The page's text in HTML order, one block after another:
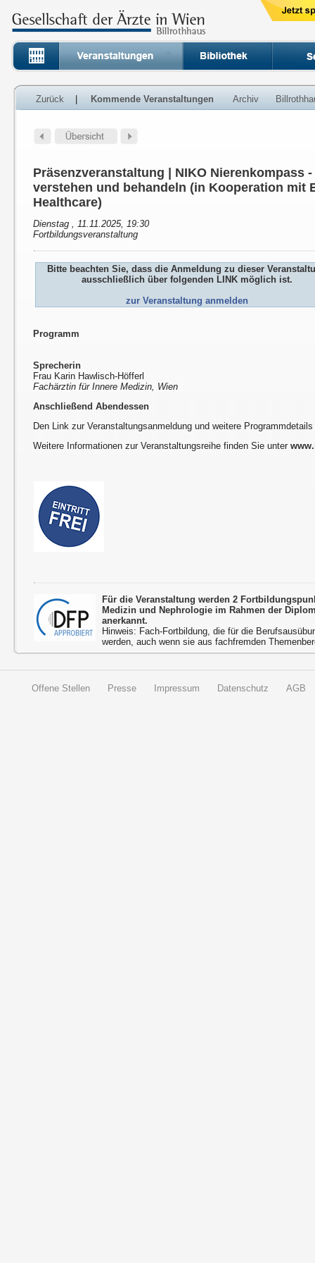
Zurück Kommende Veranstaltungen Archiv
Präsenzveranstaltung | NIKO Nierenkompass
verstehen und behandeln (in Kooperation mit
Healthcare)
Dienstag , 11.11.2025, 19:30
Fortbildungsveranstaltung
Bitte beachten Sie, dass die Anmeldung zu dieser
ausschließlich über folgenden LINK möglich ist.
zur Veranstaltung anmelden
Programm
Sprecherin
Frau Karin Hawlisch-Höfferl
Fachärztin für Innere Medizin, Wien
Anschließend Abendessen
Den Link zur Veranstaltungsanmeldung und weitere
Weitere Informationen zur Veranstaltungsreihe finden Sie unter
Für die Veranstaltung werden 2
Medizin und Nephrologie im Rahmen der
anerkannt.
Hinweis: Fach-Fortbildung, die für die
werden, auch wenn sie aus fachfremden
Offene Stellen Presse Impressum Datenschutz AGB